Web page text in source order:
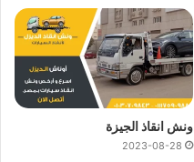
ونش انقاذ الجيزة
2023-08-28